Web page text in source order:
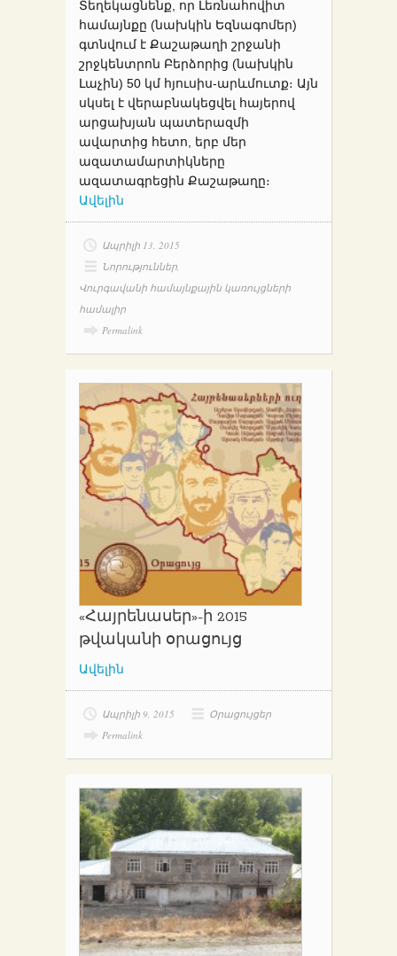
Տեղեկացնենք, որ Լեռնահովիտ
համայնքը (նախկին Եզնագոմեր)
գտնվում է Քաշաթաղի շրջանի
շրջկենտրոն Բերձորից (նախկին
Լաչին) 50 կմ հյուսիս-արևմուտք։ Այն
սկսել է վերաբնակեցվել հայերով
արցախյան պատերազմի
ավարտից հետո, երբ մեր
ազատամարտիկները
ազատագրեցին Քաշաթաղը։
Ավելին
Ապրիլի 13, 2015
Նորություններ,
Վուրգավանի համայնքային կառույցների
համալիր
Permalink
«Հայրենասեր»-ի 2015
թվականի օրացույց
Ավելին
Ապրիլի 9, 2015
Օրացույցեր
Permalink